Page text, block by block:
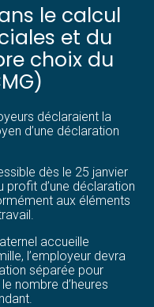
le calcul
et du
choix du
déclaraient la
d’une déclaration
dès le 25 janvier
d’une déclaration
aux éléments
accueille
l’employeur devra
séparée pour
nombre d’heures